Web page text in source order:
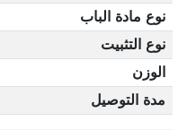
نوع مادة الباب
نوع التثبيت
الوزن
مدة التوصيل